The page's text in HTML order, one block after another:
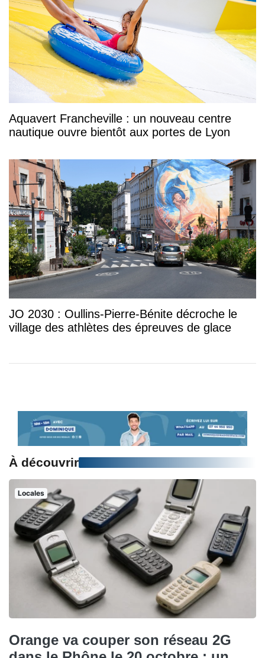
Aquavert Francheville : un nouveau centre
nautique ouvre bientôt aux portes de Lyon
JO 2030 : Oullins-Pierre-Bénite décroche le
village des athlètes des épreuves de glace
À découvrir
Locales
Orange va couper son réseau 2G